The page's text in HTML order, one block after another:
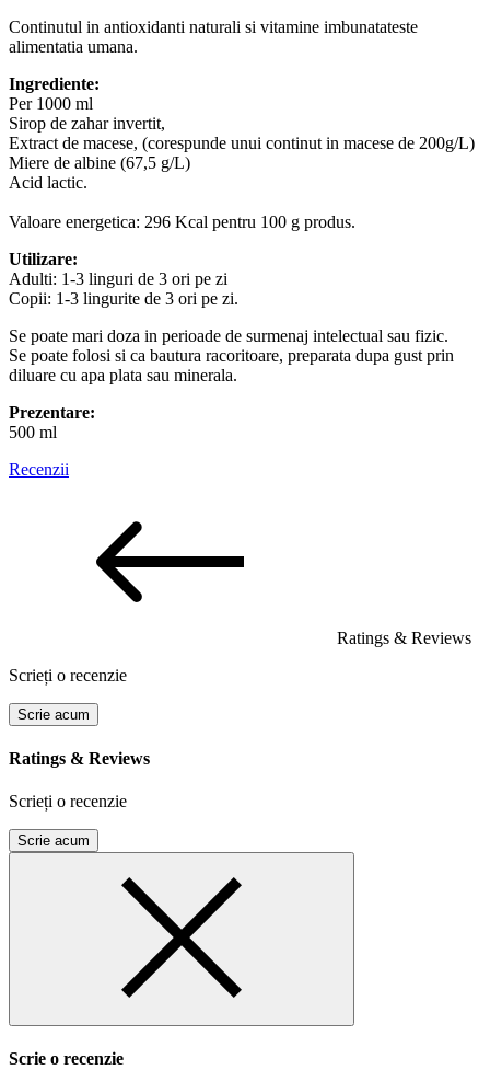
Continutul in antioxidanti naturali si vitamine imbunatateste
alimentatia umana.
Ingrediente:
Per 1000 ml
Sirop de zahar invertit,
Extract de macese, (corespunde unui continut in macese de 200g/L)
Miere de albine (67,5 g/L)
Acid lactic.
Valoare energetica: 296 Kcal pentru 100 g produs.
Utilizare:
Adulti: 1-3 linguri de 3 ori pe zi
Copii: 1-3 lingurite de 3 ori pe zi.
Se poate mari doza in perioade de surmenaj intelectual sau fizic.
Se poate folosi si ca bautura racoritoare, preparata dupa gust prin
diluare cu apa plata sau minerala.
Prezentare:
500 ml
Recenzii
Ratings & Reviews
Scrieți o recenzie
Scrie acum
Ratings & Reviews
Scrieți o recenzie
Scrie acum
Scrie o recenzie